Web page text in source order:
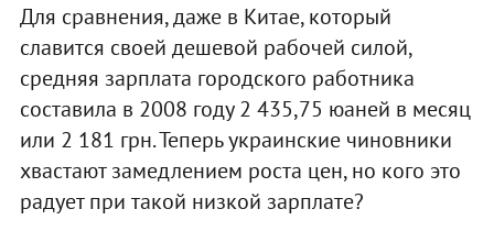
Для сравнения, даже в Китае, который
славится своей дешевой рабочей силой,
средняя зарплата городского работника
составила в 2008 году 2 435,75 юаней в месяц
или 2 181 грн. Теперь украинские чиновники
хвастают замедлением роста цен, но кого это
радует при такой низкой зарплате?